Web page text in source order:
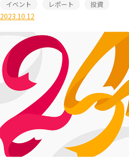
イベント レポート 投資
2023.10.12